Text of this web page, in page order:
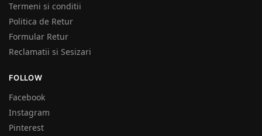
Termeni si conditii
Politica de Retur
Formular Retur
Reclamatii si Sesizari
FOLLOW
Facebook
Instagram
Pinterest